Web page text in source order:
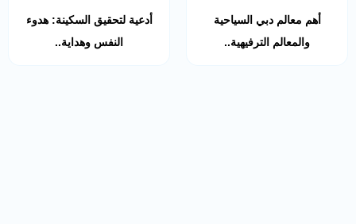
أهم معالم دبي السياحية
والمعالم الترفيهية..
أدعية لتحقيق السكينة: هدوء
النفس وهداية..